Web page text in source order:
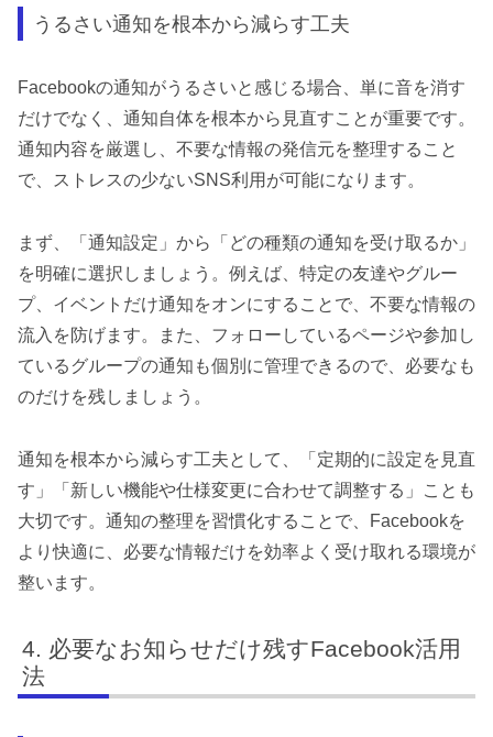
うるさい通知を根本から減らす工夫
Facebookの通知がうるさいと感じる場合、単に音を消す
だけでなく、通知自体を根本から見直すことが重要です。
通知内容を厳選し、不要な情報の発信元を整理すること
で、ストレスの少ないSNS利用が可能になります。
まず、「通知設定」から「どの種類の通知を受け取るか」
を明確に選択しましょう。例えば、特定の友達やグルー
プ、イベントだけ通知をオンにすることで、不要な情報の
流入を防げます。また、フォローしているページや参加し
ているグループの通知も個別に管理できるので、必要なも
のだけを残しましょう。
通知を根本から減らす工夫として、「定期的に設定を見直
す」「新しい機能や仕様変更に合わせて調整する」ことも
大切です。通知の整理を習慣化することで、Facebookを
より快適に、必要な情報だけを効率よく受け取れる環境が
整います。
必要なお知らせだけ残すFacebook活用
法